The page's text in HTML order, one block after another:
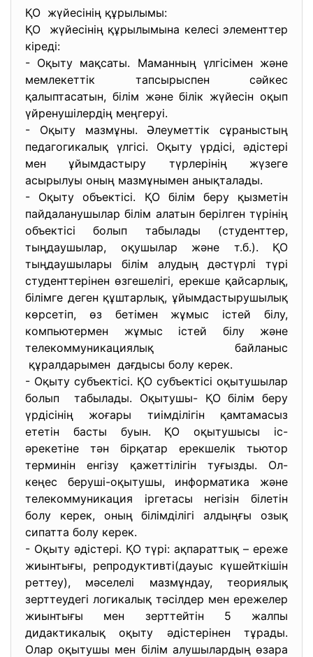
ҚО жүйесінің құрылымы:
ҚО жүйесінің құрылымына келесі элементтер
кіреді:
- Оқыту мақсаты. Маманның үлгісімен және
мемлекеттік тапсырыспен сәйкес
қалыптасатын, білім және білік жүйесін оқып
үйренушілердің меңгеруі.
- Оқыту мазмұны. Әлеуметтік сұраныстың
педагогикалық үлгісі. Оқыту үрдісі, әдістері
мен ұйымдастыру түрлерінің жүзеге
асырылуы оның мазмұнымен анықталады.
- Оқыту объектісі. ҚО білім беру қызметін
пайдаланушылар білім алатын берілген түрінің
объектісі болып табылады (студенттер,
тыңдаушылар, оқушылар және т.б.). ҚО
тыңдаушылары білім алудың дәстүрлі түрі
студенттерінен өзгешелігі, ерекше қайсарлық,
білімге деген құштарлық, ұйымдастырушылық
көрсетіп, өз бетімен жұмыс істей білу,
компьютермен жұмыс істей білу және
телекоммуникациялық байланыс
құралдарымен дағдысы болу керек.
- Оқыту субъектісі. ҚО субъектісі оқытушылар
болып табылады. Оқытушы- ҚО білім беру
үрдісінің жоғары тиімділігін қамтамасыз
ететін басты буын. ҚО оқытушысы іс-
әрекетіне тән бірқатар ерекшелік тьютор
терминін енгізу қажеттілігін туғызды. Ол-
кеңес беруші-оқытушы, информатика және
телекоммуникация іргетасы негізін білетін
болу керек, оның білімділігі алдыңғы озық
сипатта болу керек.
- Оқыту әдістері. ҚО түрі: ақпараттық – ереже
жиынтығы, репродуктивті(дауыс күшейткішін
реттеу), мәселелі мазмұндау, теориялық
зерттеудегі логикалық тәсілдер мен ережелер
жиынтығы мен зерттейтін 5 жалпы
дидактикалық оқыту әдістерінен тұрады.
Олар оқытушы мен білім алушылардың өзара